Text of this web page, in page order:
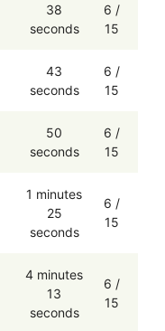
38
seconds
6 /
15
43
seconds
6 /
15
50
seconds
6 /
15
1 minutes
25
seconds
6 /
15
4 minutes
13
seconds
6 /
15